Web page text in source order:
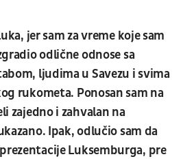
jer sam za vreme koje sam
odlične odnose sa
ljudima u Savezu i svima
rukometa. Ponosan sam na
zajedno i zahvalan na
Ipak, odlučio sam da
Luksemburga, pre